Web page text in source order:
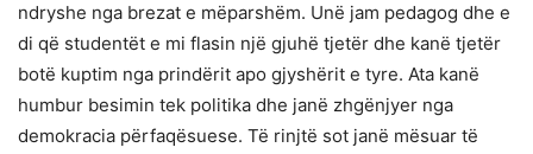
ndryshe nga brezat e mëparshëm. Unë jam pedagog dhe e
di që studentët e mi flasin një gjuhë tjetër dhe kanë tjetër
botë kuptim nga prindërit apo gjyshërit e tyre. Ata kanë
humbur besimin tek politika dhe janë zhgënjyer nga
demokracia përfaqësuese. Të rinjtë sot janë mësuar të